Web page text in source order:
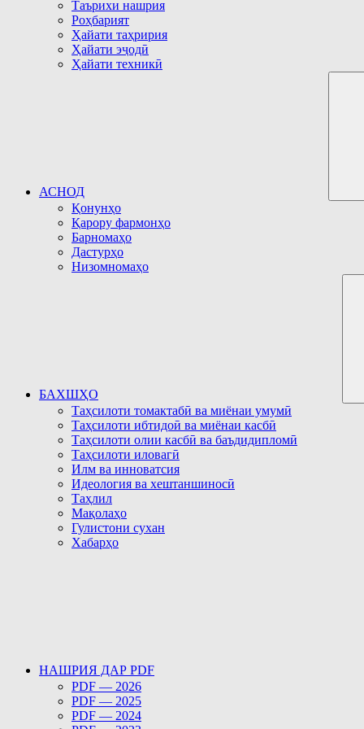
Таърихи нашрия
Роҳбарият
Ҳайати таҳририя
Ҳайати эҷодӣ
Ҳайати техникӣ
АСНОД
Қонунҳо
Қарору фармонҳо
Барномаҳо
Дастурҳо
Низомномаҳо
БАХШҲО
Таҳсилоти томактабӣ ва миёнаи умумӣ
Таҳсилоти ибтидоӣ ва миёнаи касбӣ
Таҳсилоти олии касбӣ ва баъдидипломӣ
Таҳсилоти иловагӣ
Илм ва инноватсия
Идеология ва хештаншиносӣ
Таҳлил
Мақолаҳо
Гулистони сухан
Хабарҳо
НАШРИЯ ДАР PDF
PDF — 2026
PDF — 2025
PDF — 2024